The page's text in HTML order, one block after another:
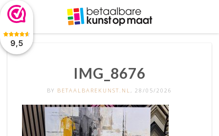
9,5
IMG_8676
BY BETAALBAREKUNST.NL , 28/05/2026
De waardering van www.betaalbarekunst.nl bij
is 9.5/10 gebaseerd op 2045 reviews.